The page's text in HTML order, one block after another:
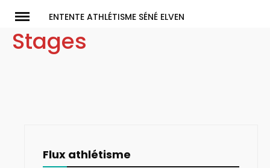
content
ENTENTE ATHLÉTISME SÉNÉ ELVEN
Stages
Flux athlétisme